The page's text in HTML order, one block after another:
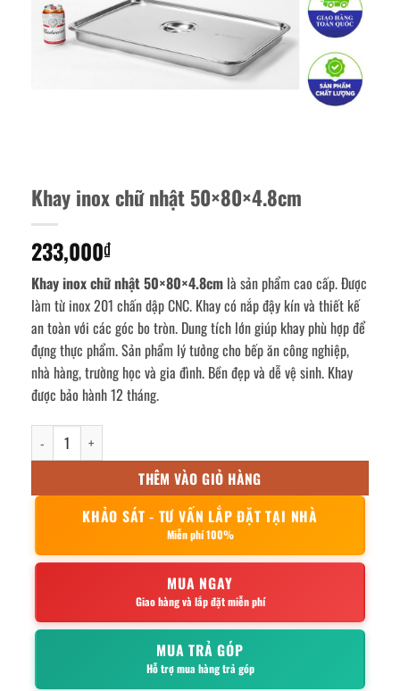
Khay inox chữ nhật 50×80×4.8cm
233,000₫
Khay inox chữ nhật 50×80×4.8cm là sản phẩm cao cấp. Được
làm từ inox 201 chấn dập CNC. Khay có nắp đậy kín và thiết kế
an toàn với các góc bo tròn. Dung tích lớn giúp khay phù hợp để
đựng thực phẩm. Sản phẩm lý tưởng cho bếp ăn công nghiệp,
nhà hàng, trường học và gia đình. Bền đẹp và dễ vệ sinh. Khay
được bảo hành 12 tháng.
Khay inox chữ nhật 50x80×4.8cm số lượng
THÊM VÀO GIỎ HÀNG
KHẢO SÁT - TƯ VẤN LẮP ĐẶT TẠI NHÀ
Miễn phí 100%
MUA NGAY
Giao hàng và lắp đặt miễn phí
MUA TRẢ GÓP
Hỗ trợ mua hàng trả góp